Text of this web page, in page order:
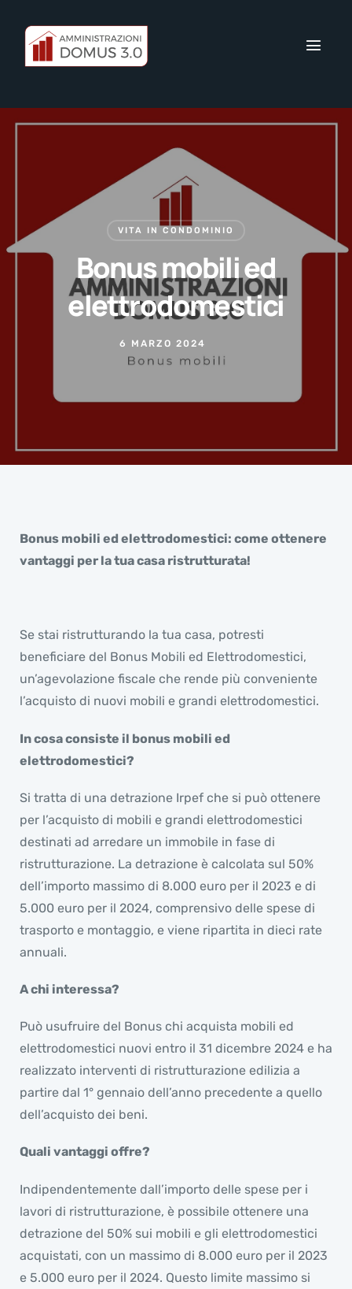
VITA IN CONDOMINIO
Bonus mobili ed
elettrodomestici
6 MARZO 2024
Bonus mobili ed elettrodomestici: come ottenere
vantaggi per la tua casa ristrutturata!
Se stai ristrutturando la tua casa, potresti
beneficiare del Bonus Mobili ed Elettrodomestici,
un’agevolazione fiscale che rende più conveniente
l’acquisto di nuovi mobili e grandi elettrodomestici.
In cosa consiste il bonus mobili ed
elettrodomestici?
Si tratta di una detrazione Irpef che si può ottenere
per l’acquisto di mobili e grandi elettrodomestici
destinati ad arredare un immobile in fase di
ristrutturazione. La detrazione è calcolata sul 50%
dell’importo massimo di 8.000 euro per il 2023 e di
5.000 euro per il 2024, comprensivo delle spese di
trasporto e montaggio, e viene ripartita in dieci rate
annuali.
A chi interessa?
Può usufruire del Bonus chi acquista mobili ed
elettrodomestici nuovi entro il 31 dicembre 2024 e ha
realizzato interventi di ristrutturazione edilizia a
partire dal 1° gennaio dell’anno precedente a quello
dell’acquisto dei beni.
Quali vantaggi offre?
Indipendentemente dall’importo delle spese per i
lavori di ristrutturazione, è possibile ottenere una
detrazione del 50% sui mobili e gli elettrodomestici
acquistati, con un massimo di 8.000 euro per il 2023
e 5.000 euro per il 2024. Questo limite massimo si